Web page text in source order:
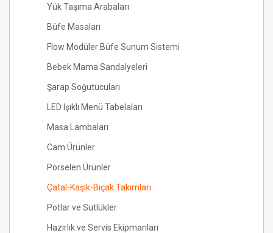
Yük Taşıma Arabaları
Büfe Masaları
Flow Modüler Büfe Sunum Sistemi
Bebek Mama Sandalyeleri
Şarap Soğutucuları
LED Işıklı Menü Tabelaları
Masa Lambaları
Cam Ürünler
Porselen Ürünler
Çatal-Kaşık-Bıçak Takımları
Potlar ve Sütlükler
Hazırlık ve Servis Ekipmanları